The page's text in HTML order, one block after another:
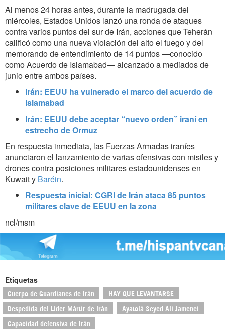
Al menos 24 horas antes, durante la madrugada del
miércoles, Estados Unidos lanzó una ronda de ataques
contra varios puntos del sur de Irán, acciones que Teherán
calificó como una nueva violación del alto el fuego y del
memorando de entendimiento de 14 puntos —conocido
como Acuerdo de Islamabad— alcanzado a mediados de
junio entre ambos países.
Irán: EEUU ha vulnerado el marco del acuerdo de
Islamabad
Irán: EEUU debe aceptar “nuevo orden” iraní en
estrecho de Ormuz
En respuesta inmediata, las Fuerzas Armadas iraníes
anunciaron el lanzamiento de varias ofensivas con misiles y
drones contra posiciones militares estadounidenses en
Kuwait y Baréin.
Respuesta inicial: CGRI de Irán ataca 85 puntos
militares clave de EEUU en la zona
ncl/msm
Etiquetas
Cuerpo de Guardianes de Irán HAY QUE LEVANTARSE
Despedida del Líder Mártir de Irán Ayatolá Seyed Ali Jamenei
Capacidad defensiva de Irán